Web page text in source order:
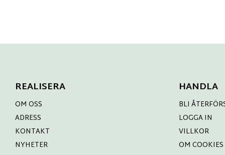
REALISERA
OM OSS
ADRESS
KONTAKT
NYHETER
HANDLA
BLI
LOGGA IN
VILLKOR
OM COOKIES